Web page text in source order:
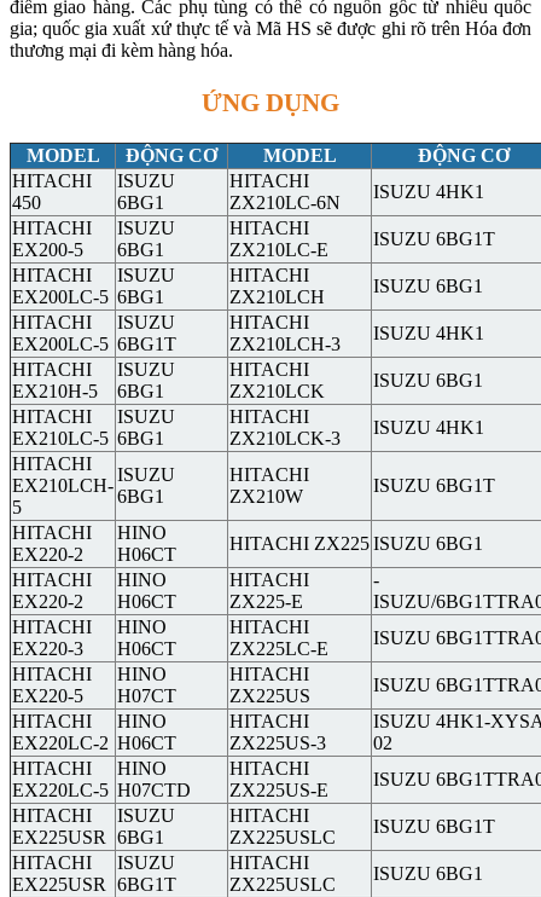
điểm giao hàng. Các phụ tùng có thể có nguồn gốc từ nhiều quốc
gia; quốc gia xuất xứ thực tế và Mã HS sẽ được ghi rõ trên Hóa đơn
thương mại đi kèm hàng hóa.
ỨNG DỤNG
MODEL ĐỘNG CƠ MODEL
ĐỘNG CƠ
HITACHI
450
ISUZU
6BG1
HITACHI
ZX210LC-6N
ISUZU 4HK1
HITACHI
EX200-5
ISUZU
6BG1
HITACHI
ZX210LC-E
ISUZU 6BG1T
HITACHI
EX200LC-5
ISUZU
6BG1
HITACHI
ZX210LCH
ISUZU 6BG1
HITACHI
EX200LC-5
ISUZU
6BG1T
HITACHI
ZX210LCH-3
ISUZU 4HK1
HITACHI
EX210H-5
ISUZU
6BG1
HITACHI
ZX210LCK
ISUZU 6BG1
HITACHI
EX210LC-5
ISUZU
6BG1
HITACHI
ZX210LCK-3
ISUZU 4HK1
HITACHI
EX210LCH-
5
ISUZU
6BG1
HITACHI
ZX210W
ISUZU 6BG1T
HITACHI
EX220-2
HINO
H06CT
HITACHI ZX225ISUZU 6BG1
HITACHI
EX220-2
HINO
H06CT
HITACHI
ZX225-E
-
ISUZU/
HITACHI
EX220-3
HINO
H06CT
HITACHI
ZX225LC-E
ISUZU
HITACHI
EX220-5
HINO
H07CT
HITACHI
ZX225US
ISUZU
HITACHI
EX220LC-2
HINO
H06CT
HITACHI
ZX225US-3
ISUZU 4HK1-
02
HITACHI
EX220LC-5
HINO
H07CTD
HITACHI
ZX225US-E
ISUZU
HITACHI
EX225USR
ISUZU
6BG1
HITACHI
ZX225USLC
ISUZU 6BG1T
HITACHI
EX225USR
ISUZU
6BG1T
HITACHI
ZX225USLC
ISUZU 6BG1